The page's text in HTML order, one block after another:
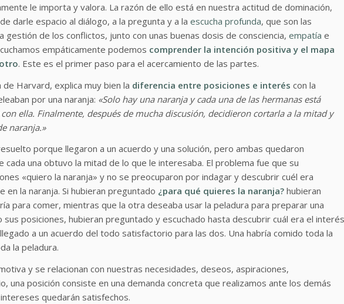
le importa y valora. La razón de ello está en nuestra actitud de dominación,
darle espacio al diálogo, a la pregunta y a la escucha profunda, que son las
de los conflictos, junto con unas buenas dosis de consciencia, empatía e
empáticamente podemos comprender la intención positiva y el mapa
. Este es el primer paso para el acercamiento de las partes.
Harvard, explica muy bien la diferencia entre posiciones e interés con la
por una naranja: «Solo hay una naranja y cada una de las hermanas está
ella. Finalmente, después de mucha discusión, decidieron cortarla a la mitad y
naranja.»
porque llegaron a un acuerdo y una solución, pero ambas quedaron
cada una obtuvo la mitad de lo que le interesaba. El problema fue que su
«quiero la naranja» y no se preocuparon por indagar y descubrir cuél era
la naranja. Si hubieran preguntado ¿para qué quieres la naranja? hubieran
para comer, mientras que la otra deseaba usar la peladura para preparar una
posiciones, hubieran preguntado y escuchado hasta descubrir cuál era el interés
a un acuerdo del todo satisfactorio para las dos. Una habría comido toda la
la peladura.
y se relacionan con nuestras necesidades, deseos, aspiraciones,
una posición consiste en una demanda concreta que realizamos ante los demás
quedarán satisfechos.